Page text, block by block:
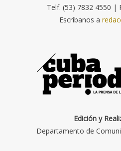
Telf. (53) 7832 4550 |
Escríbanos a
Edición y
Departamento de